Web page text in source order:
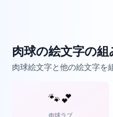
肉球の絵文字の
肉球絵文字と他の絵文字を
🐾💕
肉球ラブ